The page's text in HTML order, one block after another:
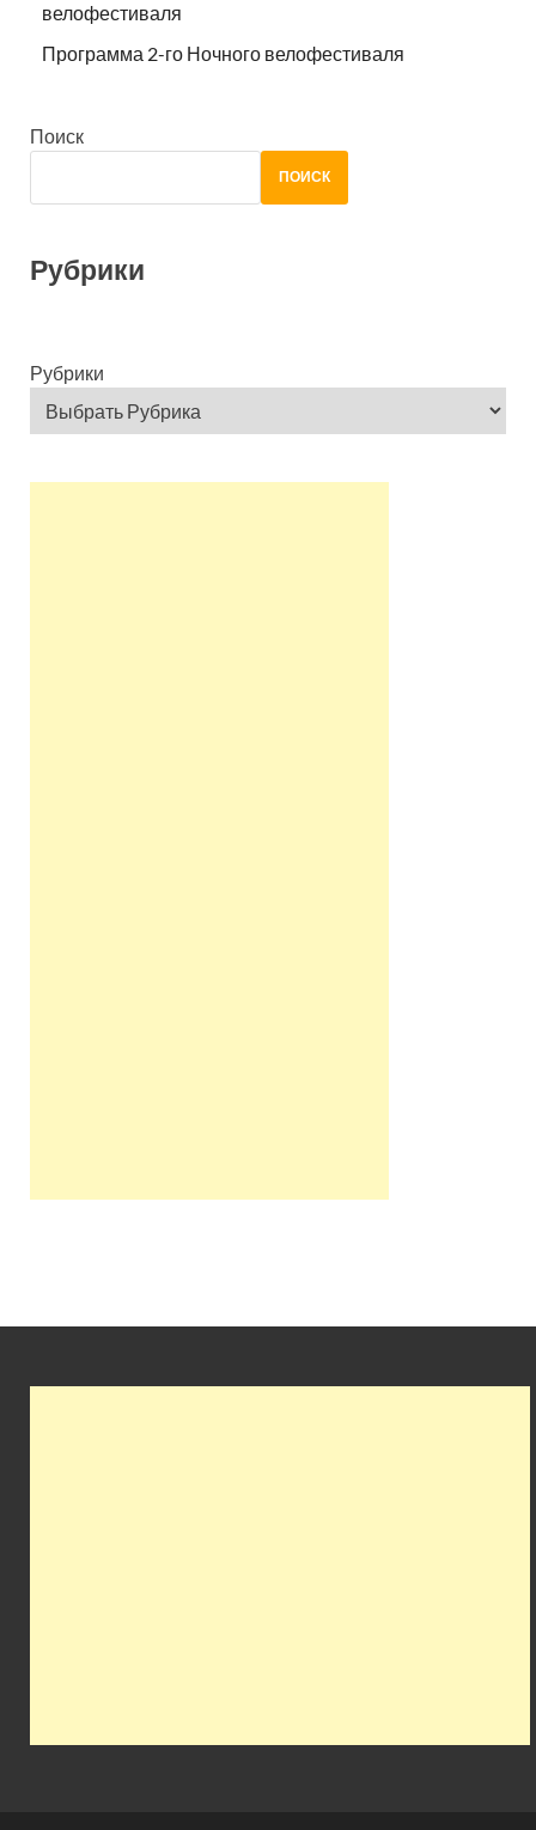
велофестиваля
Программа 2-го Ночного велофестиваля
Поиск
ПОИСК
Рубрики
Рубрики